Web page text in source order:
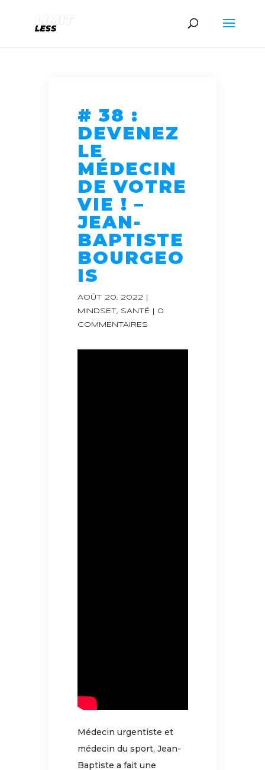
# 38 :
DEVENEZ
LE
MÉDECIN
DE VOTRE
VIE ! –
JEAN-
BAPTISTE
BOURGEO
IS
AOÛT 20, 2022
MINDSET, SANTÉ 0
COMMENTAIRES
Médecin urgentiste et
médecin du sport, Jean-
Baptiste a fait une